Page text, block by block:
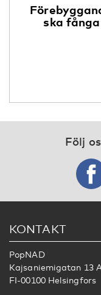
ska
Följ
KONTAKT
PopNAD
Kajsaniemigatan 13 A
FI-00100 Helsingfors